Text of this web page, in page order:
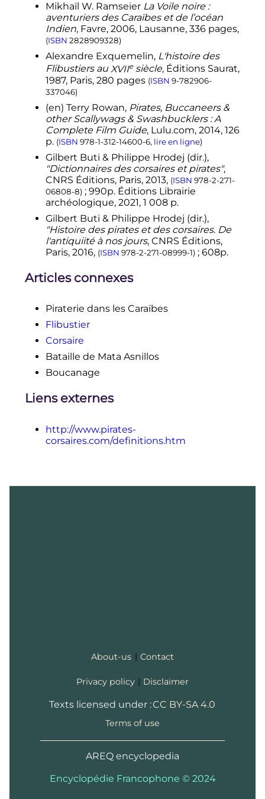
Mikhaïl W. Ramseier La Voile noire :
aventuriers des Caraïbes et de l’océan
Indien, Favre, 2006, Lausanne, 336 pages,
(ISBN 2828909328)
Alexandre Exquemelin, L'histoire des
Flibustiers au XVIIe siècle, Éditions Saurat,
1987, Paris, 280 pages (ISBN 9-782906-
337046)
(en) Terry Rowan, Pirates, Buccaneers &
other Scallywags & Swashbucklers : A
Complete Film Guide, Lulu.com, 2014, 126
p. (ISBN 978-1-312-14600-6, lire en ligne)
Gilbert Buti & Philippe Hrodej (dir.),
"Dictionnaires des corsaires et pirates",
CNRS Éditions, Paris, 2013, (ISBN 978-2-271-
06808-8) ; 990p. Éditions Librairie
archéologique, 2021, 1 008 p.
Gilbert Buti & Philippe Hrodej (dir.),
"Histoire des pirates et des corsaires. De
l'antiquiité à nos jours, CNRS Éditions,
Paris, 2016, (ISBN 978-2-271-08999-1) ; 608p.
Articles connexes
Piraterie dans les Caraïbes
Flibustier
Corsaire
Bataille de Mata Asnillos
Boucanage
Liens externes
http://www.pirates-
corsaires.com/definitions.htm
About-us | Contact
Privacy policy | Disclaimer
Texts licensed under :CC BY-SA 4.0
Terms of use
AREQ encyclopedia
Encyclopédie Francophone © 2024